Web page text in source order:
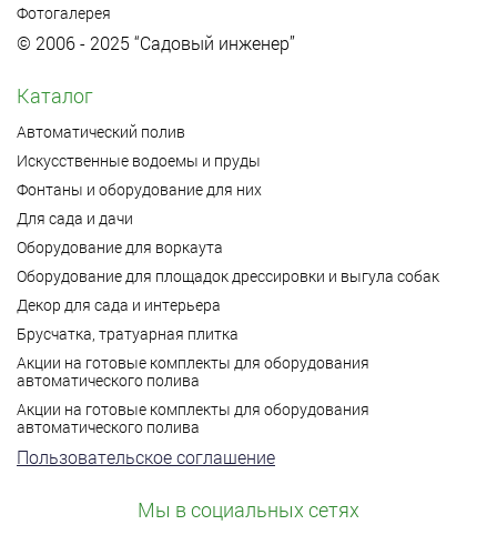
Фотогалерея
© 2006 - 2025 “Садовый инженер”
Каталог
Автоматический полив
Искусственные водоемы и пруды
Фонтаны и оборудование для них
Для сада и дачи
Оборудование для воркаута
Оборудование для площадок дрессировки и выгула собак
Декор для сада и интерьера
Брусчатка, тратуарная плитка
Акции на готовые комплекты для оборудования
автоматического полива
Акции на готовые комплекты для оборудования
автоматического полива
Пользовательское соглашение
Мы в социальных сетях